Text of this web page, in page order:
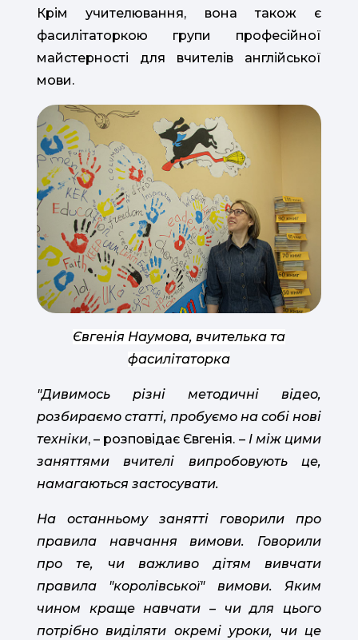
Крім учителювання, вона також є
фасилітаторкою групи професійної
майстерності для вчителів англійської
мови.
Євгенія Наумова, вчителька та
фасилітаторка
"Дивимось різні методичні відео,
розбираємо статті, пробуємо на собі нові
техніки, – розповідає Євгенія. – І між цими
заняттями вчителі випробовують це,
намагаються застосувати.
На останньому занятті говорили про
правила навчання вимови. Говорили
про те, чи важливо дітям вивчати
правила "королівської" вимови. Яким
чином краще навчати – чи для цього
потрібно виділяти окремі уроки, чи це